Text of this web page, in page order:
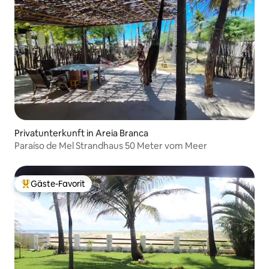
Privatunterkunft in Areia Branca
Paraíso de Mel Strandhaus 50 Meter vom Meer
Beliebter Gäste-Favorit.
Gäste-Favorit